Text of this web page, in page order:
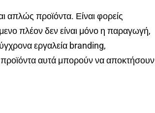
απλώς προϊόντα. Είναι φορείς
πλέον δεν είναι μόνο η παραγωγή,
εργαλεία branding,
αυτά μπορούν να αποκτήσουν